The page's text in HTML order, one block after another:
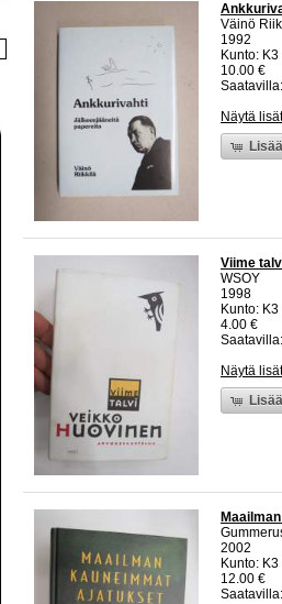
Väinö
1992
Kunto:
10.00 €
Näytä
Viime
WSOY
1998
Kunto:
4.00 €
Näytä
2002
Kunto:
12.00 €